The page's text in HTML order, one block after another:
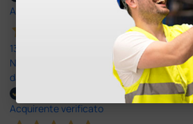
Acquirente verificato
13 Luglio 2026
Nulla da eccepire. Tutto estremamente
dall’ordine alla consegna.
Acquirente verificato